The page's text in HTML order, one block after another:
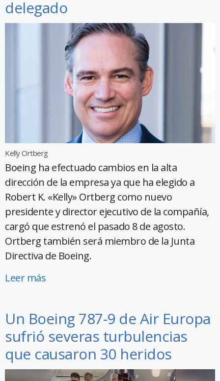
delegado
Kelly Ortberg
Boeing ha efectuado cambios en la alta
dirección de la empresa ya que ha elegido a
Robert K. «Kelly» Ortberg como nuevo
presidente y director ejecutivo de la compañía,
cargó que estrenó el pasado 8 de agosto.
Ortberg también será miembro de la Junta
Directiva de Boeing.
Leer más
Un Boeing 787-9 de Air Europa
sufrió severas turbulencias
que causaron 30 heridos